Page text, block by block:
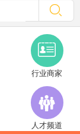

行业商家

人才频道